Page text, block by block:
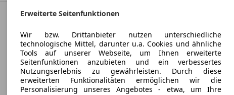
Kfz-Versicherung
Versicherungsschutz an Ihre Bedürfnisse
Freischaden-Gutschein ab Stufe 0
Auto einfach online versichern & Rabatt holen
Erweiterte Seitenfunktionen
Wir bzw. Drittanbieter nutzen unterschiedliche
technologische Mittel, darunter u.a. Cookies und ähnliche
Tools auf unserer Webseite, um Ihnen erweiterte
Seitenfunktionen anzubieten und ein verbessertes
Nutzungserlebnis zu gewährleisten. Durch diese
erweiterten Funktionalitäten ermöglichen wir die
Personalisierung unseres Angebotes - etwa, um Ihre